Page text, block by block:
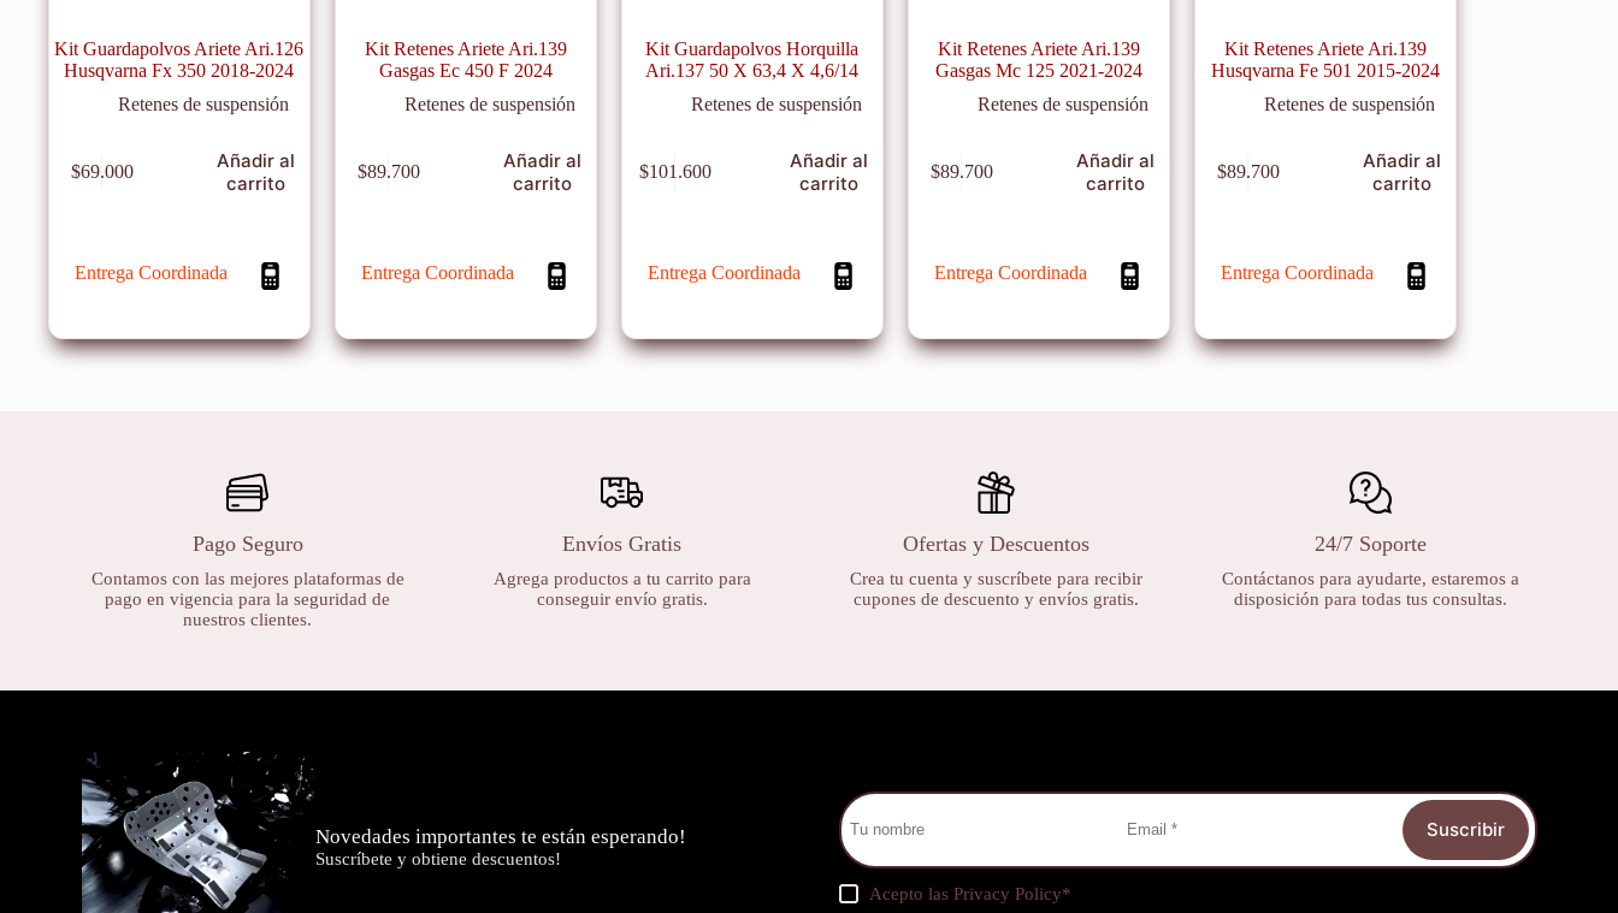
Kit Guardapolvos Ariete Ari.126
Husqvarna Fx 350 2018-2024
Retenes de suspensión
$69.000
Añadir al
carrito
Entrega Coordinada
Kit Retenes Ariete Ari.139
Gasgas Ec 450 F 2024
Retenes de suspensión
$89.700
Añadir al
carrito
Entrega Coordinada
Kit Guardapolvos Horquilla
Ari.137 50 X 63,4 X 4,6/14
Retenes de suspensión
$101.600
Añadir al
carrito
Entrega Coordinada
Kit Retenes Ariete Ari.139
Gasgas Mc 125 2021-2024
Retenes de suspensión
$89.700
Añadir al
carrito
Entrega Coordinada
Kit Retenes Ariete Ari.139
Husqvarna Fe 501 2015-2024
Retenes de suspensión
$89.700
Añadir al
carrito
Entrega Coordinada
Pago Seguro
Contamos con las mejores plataformas de
pago en vigencia para la seguridad de
nuestros clientes.
Envíos Gratis
Agrega productos a tu carrito para
conseguir envío gratis.
Ofertas y Descuentos
Crea tu cuenta y suscríbete para recibir
cupones de descuento y envíos gratis.
24/7 Soporte
Contáctanos para ayudarte, estaremos a
disposición para todas tus consultas.
Novedades importantes te están esperando!
Suscríbete y obtiene descuentos!
Suscribir
Acepto lasPrivacy Policy*